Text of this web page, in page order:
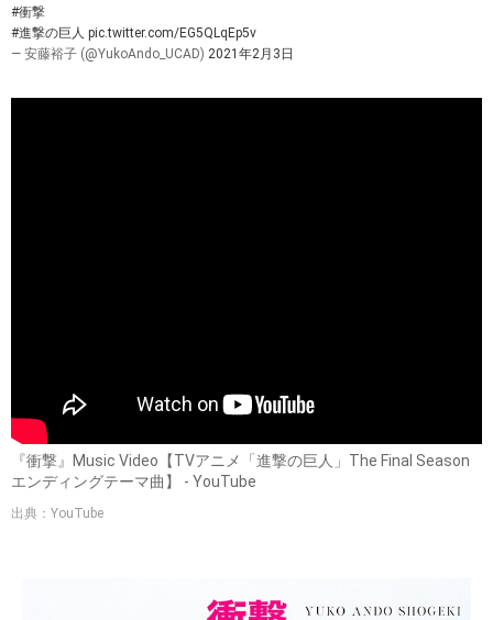
#衝撃
#進撃の巨人 pic.twitter.com/EG5QLqEp5v
— 安藤裕子 (@YukoAndo_UCAD) 2021年2月3日
『衝撃』Music Video【TVアニメ「進撃の巨人」The Final Season
エンディングテーマ曲】 - YouTube
出典：YouTube